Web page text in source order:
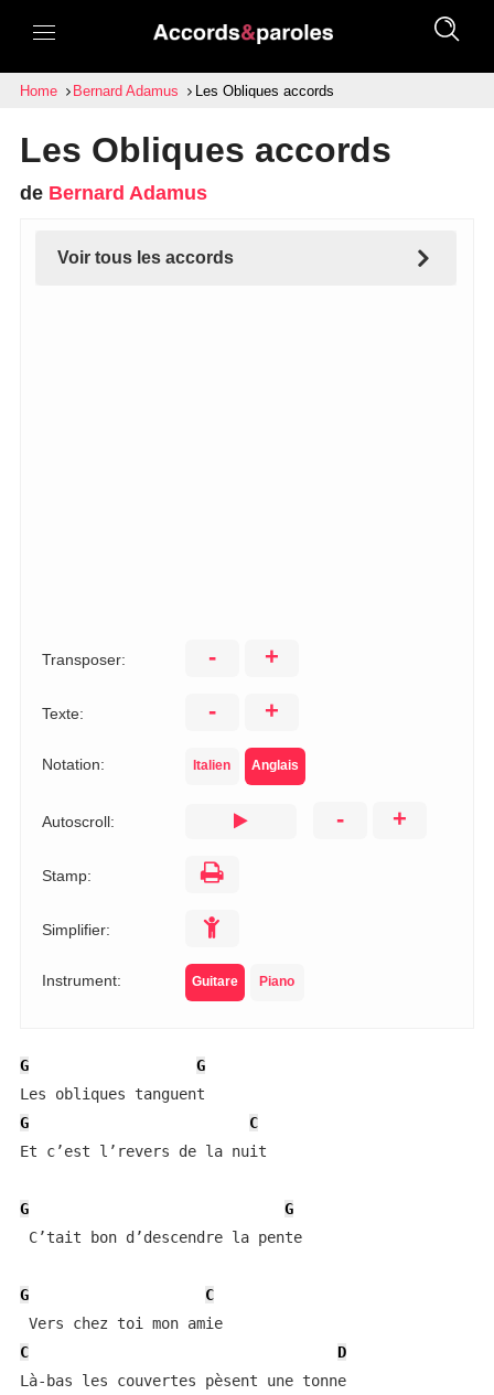
Home Bernard Adamus Les Obliques accords
Les Obliques accords
de Bernard Adamus
Voir tous les accords
Transposer: - +
Texte: - +
Notation: Italien Anglais
Autoscroll: - +
Stamp:
Simplifier:
Instrument: Guitare Piano
G
G
G
C
Et c’est l’revers de la nuit
G
G
C’tait bon d’descendre la pente
G
C
C
D